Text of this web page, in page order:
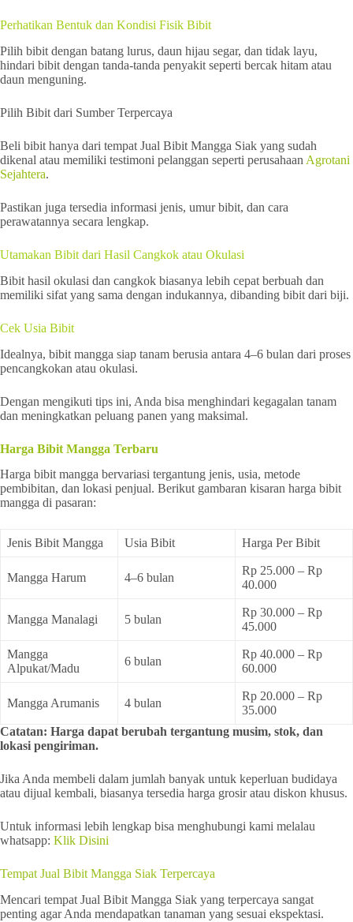
Perhatikan Bentuk dan Kondisi Fisik Bibit
Pilih bibit dengan batang lurus, daun hijau segar, dan tidak layu,
hindari bibit dengan tanda-tanda penyakit seperti bercak hitam atau
daun menguning.
Pilih Bibit dari Sumber Terpercaya
Beli bibit hanya dari tempat Jual Bibit Mangga Siak yang sudah
dikenal atau memiliki testimoni pelanggan seperti perusahaan Agrotani
Sejahtera.
Pastikan juga tersedia informasi jenis, umur bibit, dan cara
perawatannya secara lengkap.
Utamakan Bibit dari Hasil Cangkok atau Okulasi
Bibit hasil okulasi dan cangkok biasanya lebih cepat berbuah dan
memiliki sifat yang sama dengan indukannya, dibanding bibit dari biji.
Cek Usia Bibit
Idealnya, bibit mangga siap tanam berusia antara 4–6 bulan dari proses
pencangkokan atau okulasi.
Dengan mengikuti tips ini, Anda bisa menghindari kegagalan tanam
dan meningkatkan peluang panen yang maksimal.
Harga Bibit Mangga Terbaru
Harga bibit mangga bervariasi tergantung jenis, usia, metode
pembibitan, dan lokasi penjual. Berikut gambaran kisaran harga bibit
mangga di pasaran:
Jenis Bibit Mangga Usia Bibit Harga Per Bibit
Mangga Harum 4–6 bulan
Rp 25.000 – Rp
40.000
Mangga Manalagi 5 bulan
Rp 30.000 – Rp
45.000
Mangga
Alpukat/Madu
6 bulan
Rp 40.000 – Rp
60.000
Mangga Arumanis 4 bulan
Rp 20.000 – Rp
35.000
Catatan: Harga dapat berubah tergantung musim, stok, dan
lokasi pengiriman.
Jika Anda membeli dalam jumlah banyak untuk keperluan budidaya
atau dijual kembali, biasanya tersedia harga grosir atau diskon khusus.
Untuk informasi lebih lengkap bisa menghubungi kami melalau
whatsapp: Klik Disini
Tempat Jual Bibit Mangga Siak Terpercaya
Mencari tempat Jual Bibit Mangga Siak yang terpercaya sangat
penting agar Anda mendapatkan tanaman yang sesuai ekspektasi.